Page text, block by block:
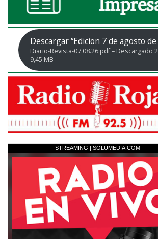
Descargar “Edicion 7 de agosto de
Diario-Revista-07.08.26.pdf – Descargado
9,45 MB